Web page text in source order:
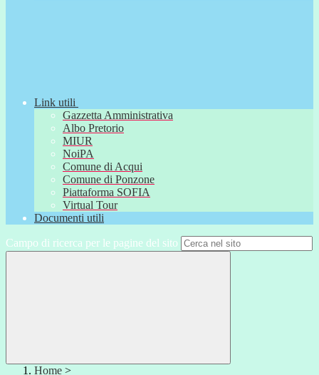
Link utili
Gazzetta Amministrativa
Albo Pretorio
MIUR
NoiPA
Comune di Acqui
Comune di Ponzone
Piattaforma SOFIA
Virtual Tour
Documenti utili
Campo di ricerca per le pagine del sito
Home >